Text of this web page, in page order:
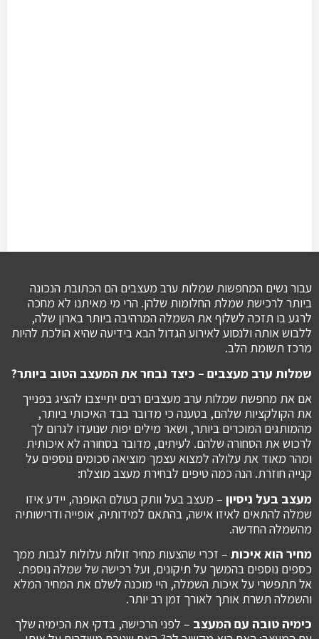
עבור נשים המחפשות שמלות ערב מעצבים הם הכתובת הנכונה
ביותר לרכישת שמלת החלומות שלהן. הרי מי מאיתנו לא מחכה
לרגע בו תזכה לשלוף את השמלה המרהיבה ביותר בארון שלה,
ללבוש אותה ולנסוע לאירוע הגדול הבא בידיעה שהיא הולכת להיות
מרכז תשומת הלב.
שמלות ערב מעצבים – כיצד נבחר את המעצב הטוב ביותר?
אם את מחפשת שמלות ערב מעצבים רבים יתייצבו להציג בפנייך
את הקולקציות שלהם, בטענה כי מדובר בבד האיכותי ביותר,
מהמותגים המוכרים ביותר, ושאר מילים יפות שנועדו לגרום לך
לרכוש את הסחורה שלהם. לעיתים, מדובר בסחורה לא איכותית
ומהר מאוד את עלולה למצוא עצמך מוציאה סכומים נוספים על
קנייה חוזרת. הנה כמה טיפים לבחירת מעצב מוצלח:
מעצב בעל ניסיון – מעצב בעל וותק בעולם האופנה, יידע איזו
שמלה להתאים לאיזו אישה, בהתאם למידותיה, אופייה ודרישותיה
מהשמלה החדשה.
מחיר הוא איכות – זכרי שהצעות מחיר זולות עלולות לגבות ממך
כספים נוספים בהמשך על תיקונים, ועל רכישה של שמלה נוספת.
אל תתפשרי על איכות השמלה, היי מוכנה לשלם את המחיר המלא
והשמלה תשרת אותך לאורך זמן רב יותר.
כימיה טובה עם המעצב – לפני הרכישה, בדקי את הכימיה שלך